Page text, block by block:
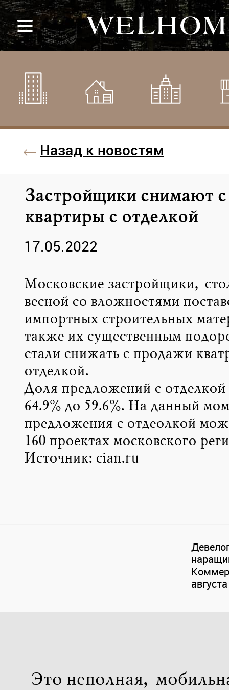
Назад к новостям
Застройщики снимают
квартиры с отделкой
17.05.2022
Московские застройщики,
весной со вложностями
импортных строительных
также их существенным
стали снижать с продажи
отделкой.
Доля предложений с отделкой
64.9% до 59.6%. На данный
предложения с отдеолкой
160 проектах московского
Источник: cian.ru
августа
Это неполная,